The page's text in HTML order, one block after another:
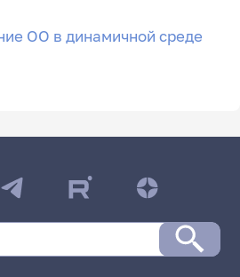
ОО в динамичной среде